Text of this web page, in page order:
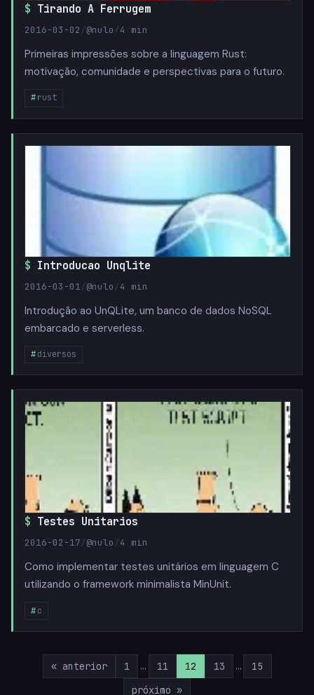
Tirando A Ferrugem
2016-03-02 /@nulo /4 min
Primeiras impressões sobre a linguagem Rust:
motivação, comunidade e perspectivas para o futuro.
rust
Introducao Unqlite
2016-03-01/@nulo /4 min
Introdução ao UnQLite, um banco de dados NoSQL
embarcado e serverless.
diversos
Testes Unitarios
2016-02-17/@nulo /4 min
Como implementar testes unitários em linguagem C
utilizando o framework minimalista MinUnit.
c
« anterior 1 … 11 12 13 …
15
próximo »